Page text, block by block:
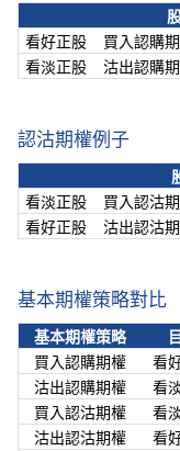
看好正股
買入認購
看淡正股
沽出認購
認沽期權例子
看淡正股
買入認沽
看好正股
沽出認沽
基本期權策略對比
基本期權策略
買入認購期權
看
沽出認購期權
看
買入認沽期權
看
沽出認沽期權
看